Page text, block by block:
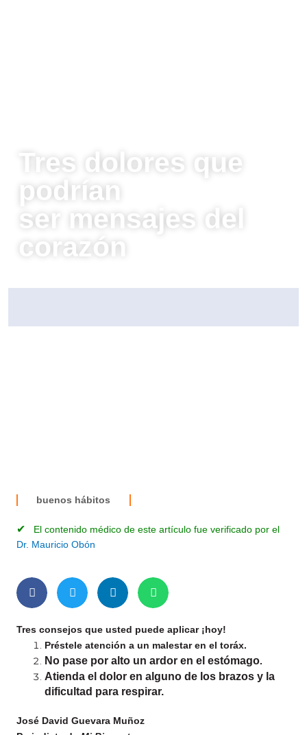
Tres dolores que
podrían
ser mensajes del
corazón
buenos hábitos
✔ El contenido médico de este artículo fue verificado por el
Dr. Mauricio Obón
Tres consejos que usted puede aplicar ¡hoy!
Préstele atención a un malestar en el toráx.
No pase por alto un ardor en el estómago.
Atienda el dolor en alguno de los brazos y la
dificultad para respirar.
José David Guevara Muñoz